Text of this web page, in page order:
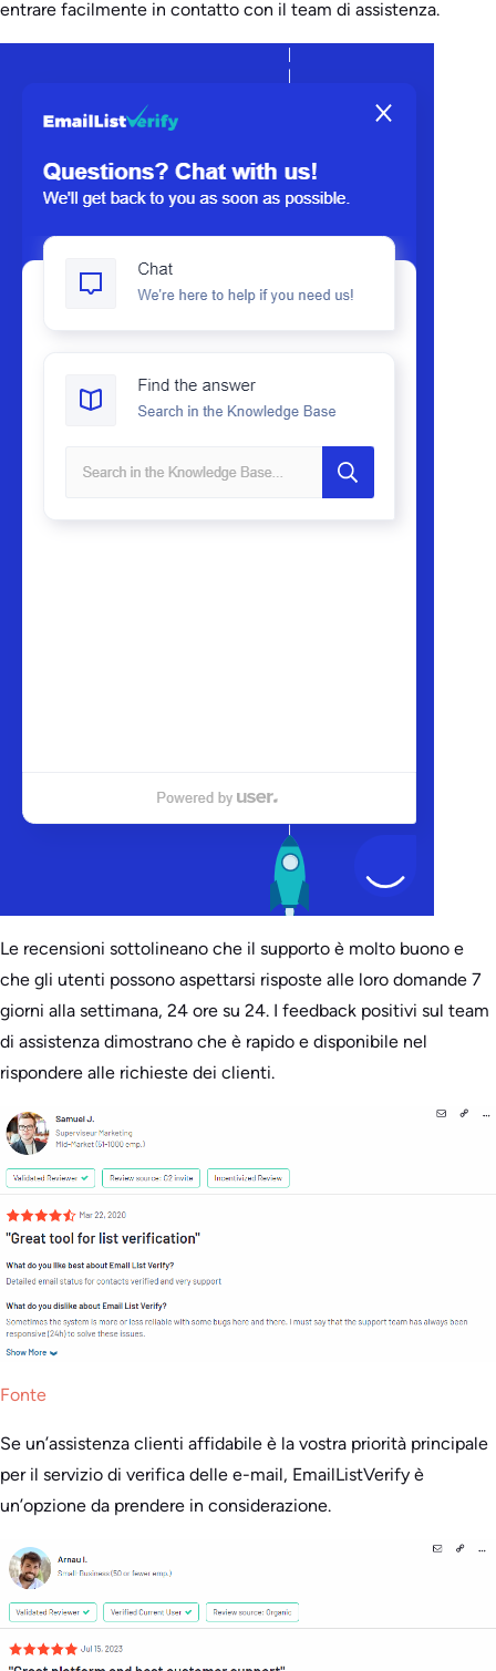
entrare facilmente in contatto con il team di assistenza.
Le recensioni sottolineano che il supporto è molto buono e
che gli utenti possono aspettarsi risposte alle loro domande 7
giorni alla settimana, 24 ore su 24. I feedback positivi sul team
di assistenza dimostrano che è rapido e disponibile nel
rispondere alle richieste dei clienti.
Fonte
Se un’assistenza clienti affidabile è la vostra priorità principale
per il servizio di verifica delle e-mail, EmailListVerify è
un’opzione da prendere in considerazione.